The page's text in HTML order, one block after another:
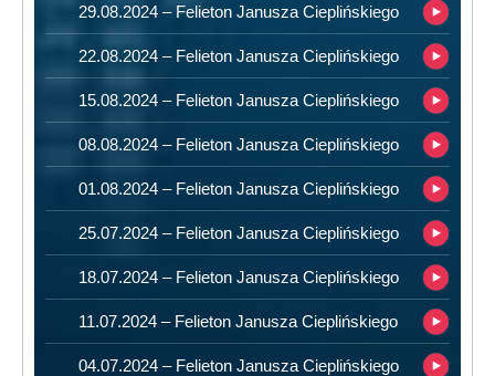
29.08.2024 – Felieton Janusza Cieplińskiego
22.08.2024 – Felieton Janusza Cieplińskiego
15.08.2024 – Felieton Janusza Cieplińskiego
08.08.2024 – Felieton Janusza Cieplińskiego
01.08.2024 – Felieton Janusza Cieplińskiego
25.07.2024 – Felieton Janusza Cieplińskiego
18.07.2024 – Felieton Janusza Cieplińskiego
11.07.2024 – Felieton Janusza Cieplińskiego
04.07.2024 – Felieton Janusza Cieplińskiego